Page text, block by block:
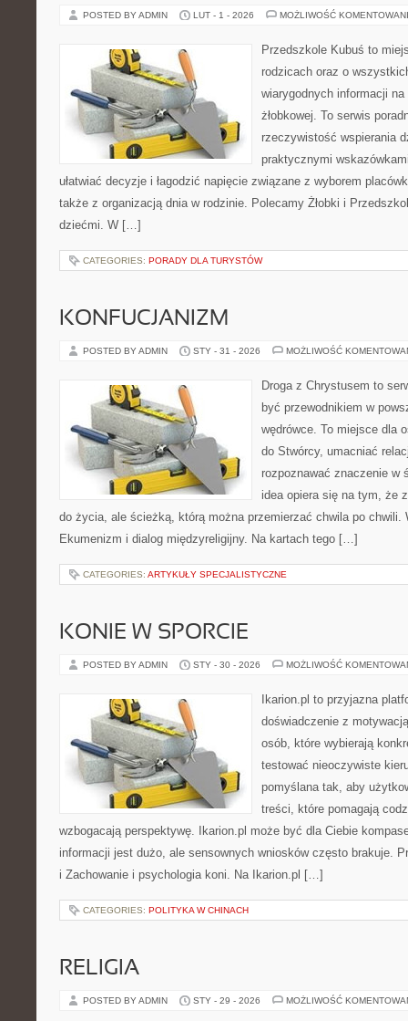
POSTED BY ADMIN LUT - 1 - 2026 MOŻLIWOŚĆ
Przedszkole Kubuś to
rodzicach oraz o
wiarygodnych informacji
żłobkowej. To serwis
rzeczywistość wspierania
praktycznymi
ułatwiać decyzje i łagodzić napięcie związane z wyborem
także z organizacją dnia w rodzinie. Polecamy Żłobki i
dziećmi. W […]
CATEGORIES: PORADY DLA TURYSTÓW
KONFUCJANIZM
POSTED BY ADMIN STY - 31 - 2026 MOŻLIWOŚĆ
Droga z Chrystusem to
być przewodnikiem w
wędrówce. To miejsce dla
do Stwórcy, umacniać
rozpoznawać znaczenie w
idea opiera się na tym, że
do życia, ale ścieżką, którą można przemierzać chwila po chwili.
Ekumenizm i dialog międzyreligijny. Na kartach tego […]
CATEGORIES: ARTYKUŁY SPECJALISTYCZNE
KONIE W SPORCIE
POSTED BY ADMIN STY - 30 - 2026 MOŻLIWOŚĆ
Ikarion.pl to przyjazna
doświadczenie z
osób, które wybierają
testować nieoczywiste
pomyślana tak, aby
treści, które pomagają
wzbogacają perspektywę. Ikarion.pl może być dla Ciebie
informacji jest dużo, ale sensownych wniosków często brakuje.
i Zachowanie i psychologia koni. Na Ikarion.pl […]
CATEGORIES: POLITYKA W CHINACH
RELIGIA
POSTED BY ADMIN STY - 29 - 2026 MOŻLIWOŚĆ